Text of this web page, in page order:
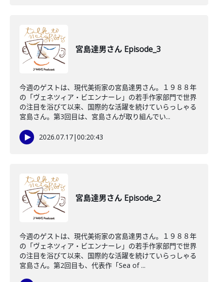
宮島達男さん Episode_3
今週のゲストは、現代美術家の宮島達男さん。１９８８年
の「ヴェネツィア・ビエンナーレ」の若手作家部門で世界
の注目を浴びて以来、国際的な活躍を続けていらっしゃる
宮島さん。第3回目は、宮島さんが取り組んでい...
2026.07.17|00:20:43
宮島達男さん Episode_2
今週のゲストは、現代美術家の宮島達男さん。１９８８年
の「ヴェネツィア・ビエンナーレ」の若手作家部門で世界
の注目を浴びて以来、国際的な活躍を続けていらっしゃる
宮島さん。第2回目も、代表作「Sea of ...